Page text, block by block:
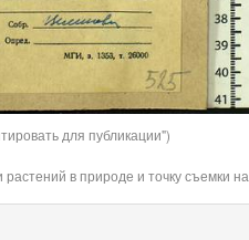
для публикации")
в природе и точку съемки на